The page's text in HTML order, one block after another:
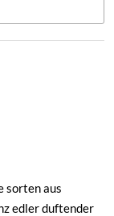
sorten aus
edler duftender